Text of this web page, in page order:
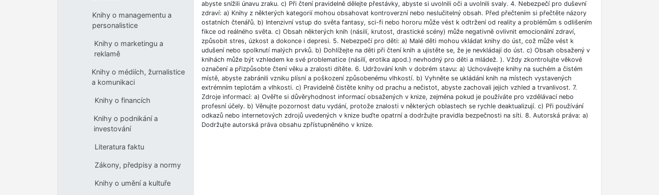
Knihy o managementu a
personalistice
Knihy o marketingu a
reklamě
Knihy o médiích, žurnalistice
a komunikaci
Knihy o financích
Knihy o podnikání a
investování
Literatura faktu
Zákony, předpisy a normy
Knihy o umění a kultuře
abyste snížili únavu zraku. c) Při čtení pravidelně dělejte přestávky, abyste si uvolnili oči a uvolnili svaly. 4. Nebezpečí pro duševní
zdraví: a) Knihy z některých kategorií mohou obsahovat kontroverzní nebo neslučitelný obsah. Před přečtením si přečtěte názory
ostatních čtenářů. b) Intenzivní vstup do světa fantasy, sci-fi nebo hororu může vést k odtržení od reality a problémům s odlišením
fikce od reálného světa. c) Obsah některých knih (násilí, krutost, drastické scény) může negativně ovlivnit emocionální zdraví,
způsobit stres, úzkost a dokonce i depresi. 5. Nebezpečí pro děti: a) Malé děti mohou vkládat knihy do úst, což může vést k
udušení nebo spolknutí malých prvků. b) Dohlížejte na děti při čtení knih a ujistěte se, že je nevkládají do úst. c) Obsah obsažený v
knihách může být vzhledem ke své problematice (násilí, erotika apod.) nevhodný pro děti a mládež. ). Vždy zkontrolujte věkové
označení a přizpůsobte čtení věku a zralosti dítěte. 6. Udržování knih v dobrém stavu: a) Uchovávejte knihy na suchém a čistém
místě, abyste zabránili vzniku plísní a poškození způsobenému vlhkostí. b) Vyhněte se ukládání knih na místech vystavených
extrémním teplotám a vlhkosti. c) Pravidelně čistěte knihy od prachu a nečistot, abyste zachovali jejich vzhled a trvanlivost. 7.
Zdroje informací: a) Ověřte si důvěryhodnost informací obsažených v knize, zejména pokud je používáte pro vzdělávací nebo
profesní účely. b) Věnujte pozornost datu vydání, protože znalosti v některých oblastech se rychle deaktualizují. c) Při používání
odkazů nebo internetových zdrojů uvedených v knize buďte opatrní a dodržujte pravidla bezpečnosti na síti. 8. Autorská práva: a)
Dodržujte autorská práva obsahu zpřístupněného v knize.